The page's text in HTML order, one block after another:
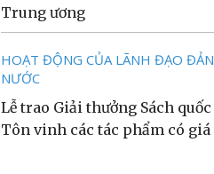
Trung ương
HOẠT ĐỘNG CỦA LÃNH ĐẠO
NƯỚC
Lễ trao Giải thưởng Sách quốc
Tôn vinh các tác phẩm có